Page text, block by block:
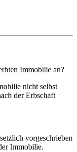
Immobilie an?
nicht selbst
der Erbschaft
vorgeschrieben
Immobilie.